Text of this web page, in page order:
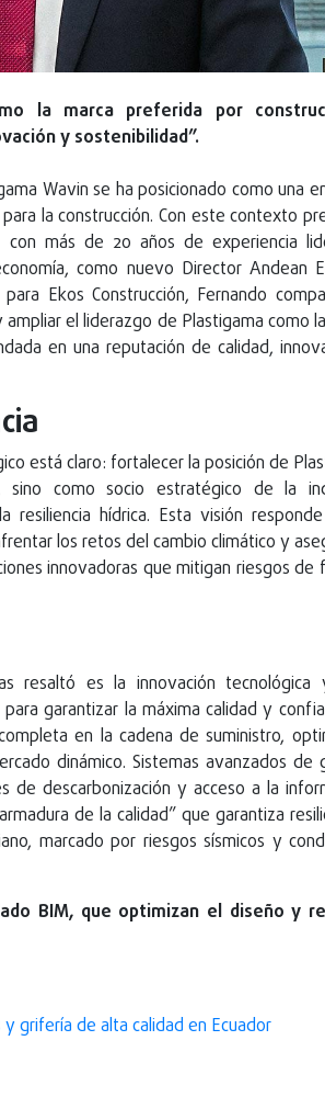
la marca preferida por
y sostenibilidad”.
Wavin se ha posicionado como una
la construcción. Con este contexto
más de 20 años de experiencia
como nuevo Director Andean
Ekos Construcción, Fernando
el liderazgo de Plastigama como
en una reputación de calidad,
está claro: fortalecer la posición de
como socio estratégico de la
hídrica. Esta visión
los retos del cambio climático y
innovadoras que mitigan riesgos de
resaltó es la innovación tecnológica
garantizar la máxima calidad y
en la cadena de suministro,
dinámico. Sistemas avanzados de
de descarbonización y acceso a la
de la calidad” que garantiza
marcado por riesgos sísmicos y
BIM, que optimizan el diseño y
y grifería de alta calidad en Ecuador